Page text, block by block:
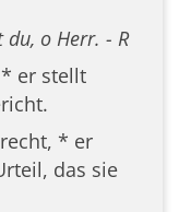
du, o Herr. - R
er stellt
* er
das sie